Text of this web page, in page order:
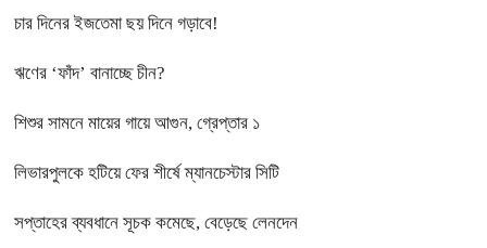
চার দিনের ইজতেমা ছয় দিনে গড়াবে!
ঋণের ‘ফাঁদ’ বানাচ্ছে চীন?
শিশুর সামনে মায়ের গায়ে আগুন, গ্রেপ্তার ১
লিভারপুলকে হটিয়ে ফের শীর্ষে ম্যানচেস্টার সিটি
সপ্তাহের ব্যবধানে সূচক কমেছে, বেড়েছে লেনদেন